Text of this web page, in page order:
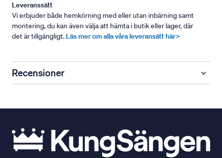
Leveranssätt
Vi erbjuder både hemkörning med eller utan inbärning samt
montering, du kan även välja att hämta i butik eller lager, där
det är tillgängligt. Läs mer om alla våra leveransätt här>
Recensioner